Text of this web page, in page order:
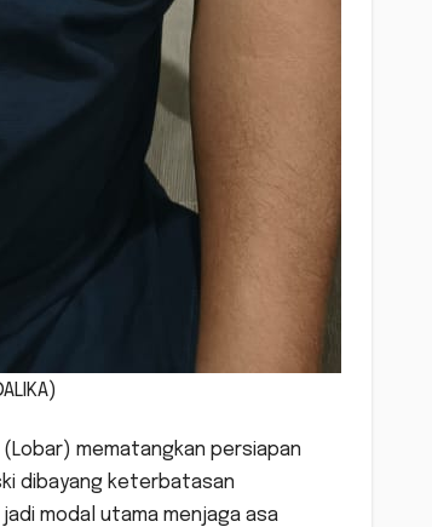
(Lobar) mematangkan persiapan
dibayang keterbatasan
modal utama menjaga asa